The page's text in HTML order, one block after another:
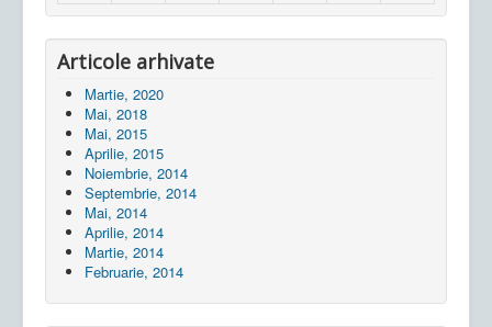
Articole arhivate
Martie, 2020
Mai, 2018
Mai, 2015
Aprilie, 2015
Noiembrie, 2014
Septembrie, 2014
Mai, 2014
Aprilie, 2014
Martie, 2014
Februarie, 2014